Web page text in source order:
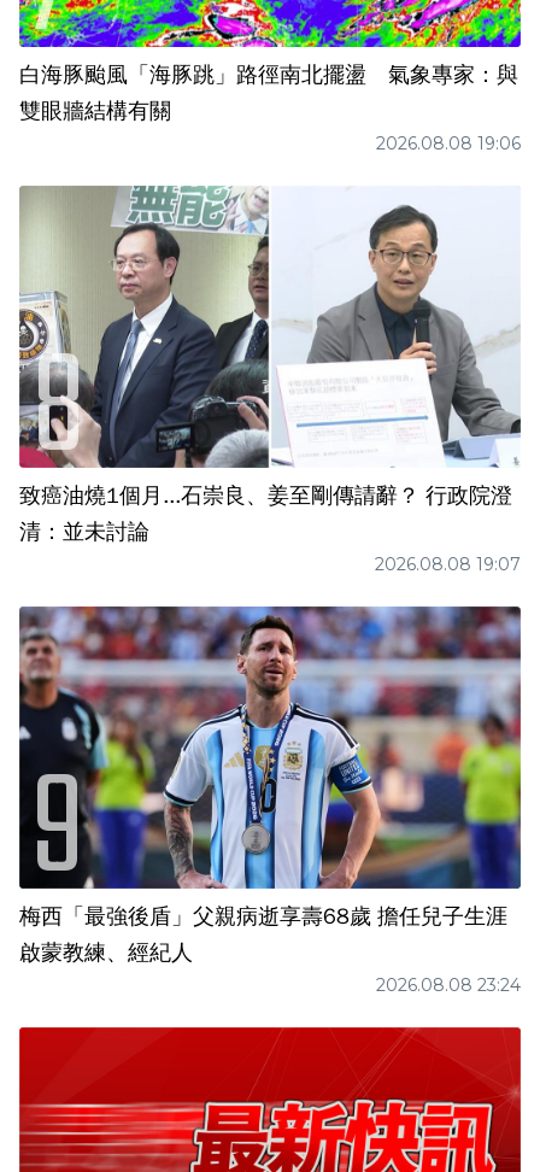
白海豚颱風「海豚跳」路徑南北擺盪 氣象專家：與
雙眼牆結構有關
2026.08.08 19:06
致癌油燒1個月...石崇良、姜至剛傳請辭？ 行政院澄
清：並未討論
2026.08.08 19:07
梅西「最強後盾」父親病逝享壽68歲 擔任兒子生涯
啟蒙教練、經紀人
2026.08.08 23:24